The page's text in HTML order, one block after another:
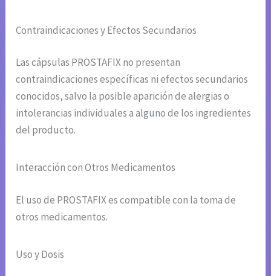
Contraindicaciones y Efectos Secundarios
Las cápsulas PROSTAFIX no presentan
contraindicaciones específicas ni efectos secundarios
conocidos, salvo la posible aparición de alergias o
intolerancias individuales a alguno de los ingredientes
del producto.
Interacción con Otros Medicamentos
El uso de PROSTAFIX es compatible con la toma de
otros medicamentos.
Uso y Dosis